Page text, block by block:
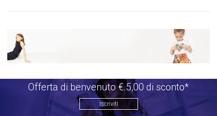
Offerta di benvenuto €.5,00 di sconto*
Iscriviti